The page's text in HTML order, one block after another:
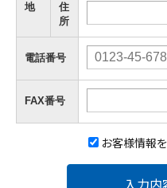
地
住
所
電話番号
FAX番号
お客様情報